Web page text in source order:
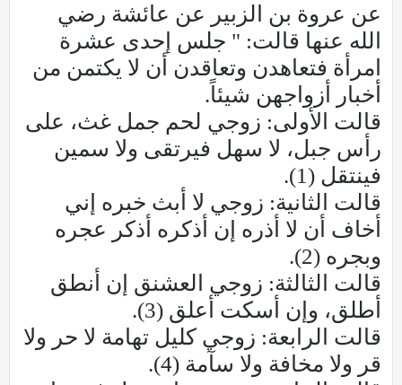
عن عروة بن الزبير عن عائشة رضي
الله عنها قالت: " جلس إحدى عشرة
امرأة فتعاهدن وتعاقدن أن لا يكتمن من
أخبار أزواجهن شيئاً.
قالت الأولى: زوجي لحم جمل غث، على
رأس جبل، لا سهل فيرتقى ولا سمين
فينتقل (1).
قالت الثانية: زوجي لا أبث خبره إني
أخاف أن لا أذره إن أذكره أذكر عجره
وبجره (2).
قالت الثالثة: زوجي العشنق إن أنطق
أطلق، وإن أسكت أعلق (3).
قالت الرابعة: زوجي كليل تهامة لا حر ولا
قر ولا مخافة ولا سآمة (4).